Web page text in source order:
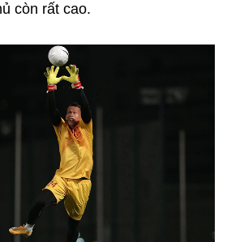
còn rất cao.